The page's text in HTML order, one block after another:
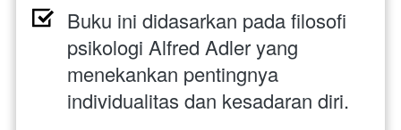
Buku ini didasarkan pada filosofi
psikologi Alfred Adler yang
menekankan pentingnya
individualitas dan kesadaran diri.